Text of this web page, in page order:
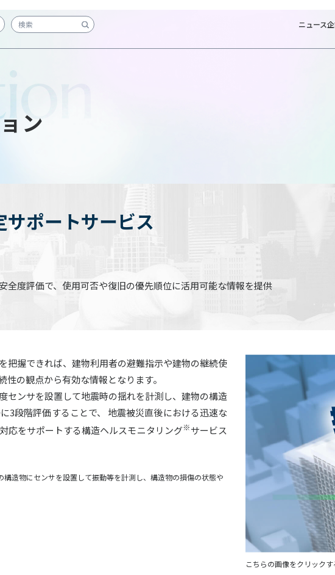
検索キーワード入力 ニュース
ン
ポートサービス
度評価で、 使用可否や復旧の優先順位に活用可能な情報を提供
把握できれば、建物利用者の避難指示や建物の継続使
性の観点から有効な情報となります。
センサを設置して地震時の揺れを計測し、建物の構造
3段階評価することで、 地震被災直後における迅速な
応をサポートする構造ヘルスモニタリング※サービス
造物にセンサを設置して振動等を計測し、構造物の損傷の状態や
こちらの画像をクリック